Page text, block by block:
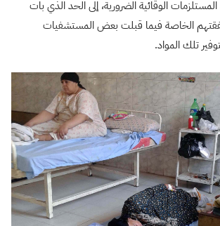
الوقائية الضرورية، إلى الحد الذي بات
الخاصة فيما قبلت بعض المستشفيات
تلك المواد.